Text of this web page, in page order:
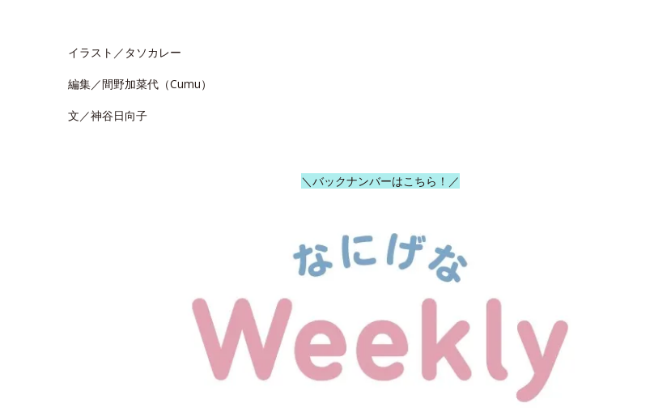
イラスト／タソカレー
編集／間野加菜代（Cumu）
文／神谷日向子
＼バックナンバーはこちら！／